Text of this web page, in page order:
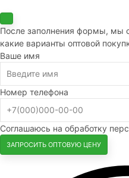
После заполнения формы, мы
какие варианты оптовой
Ваше имя
Номер телефона
Соглашаюсь на обработку
ЗАПРОСИТЬ ОПТОВУЮ ЦЕНУ